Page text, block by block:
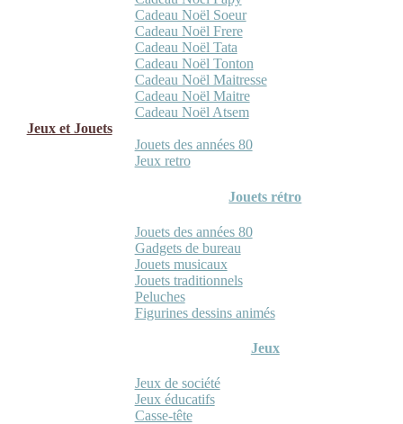
Cadeau Noël Soeur
Cadeau Noël Frere
Cadeau Noël Tata
Cadeau Noël Tonton
Cadeau Noël Maitresse
Cadeau Noël Maitre
Cadeau Noël Atsem
Jeux et Jouets
Jouets des années 80
Jeux retro
Jouets rétro
Jouets des années 80
Gadgets de bureau
Jouets musicaux
Jouets traditionnels
Peluches
Figurines dessins animés
Jeux
Jeux de société
Jeux éducatifs
Casse-tête